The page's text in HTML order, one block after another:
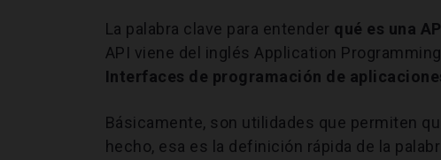
La palabra clave para entender qué es una
API viene del inglés Application
Interfaces de programación de
Básicamente, son utilidades que permiten
hecho, esa es la definición rápida de la